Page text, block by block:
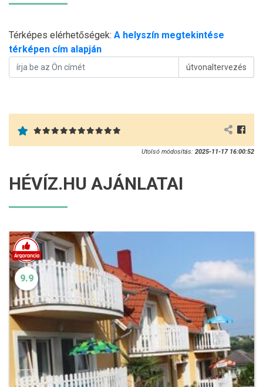
Térképes elérhetőségek: A helyszín megtekintése
térképen cím alapján
útvonaltervezés
Utolsó módosítás: 2025-11-17 16:00:52
HÉVÍZ.HU AJÁNLATAI
9.9